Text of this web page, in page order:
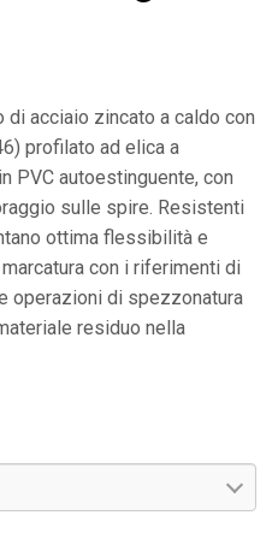
acciaio zincato a caldo con
profilato ad elica a
PVC autoestinguente, con
sulle spire. Resistenti
ottima flessibilità e
con i riferimenti di
operazioni di spezzonatura
residuo nella